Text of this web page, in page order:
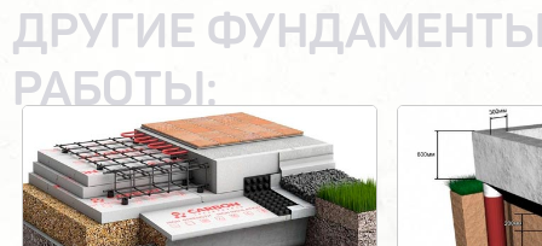
ДРУГИЕ
РАБОТЫ: